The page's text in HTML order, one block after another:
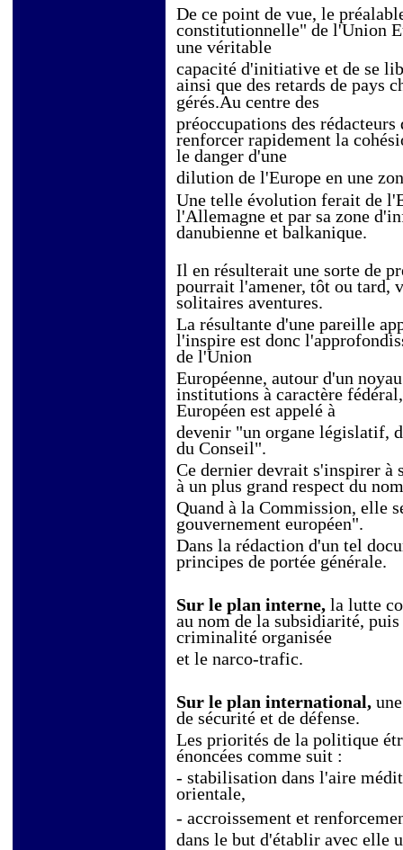
De ce point de vue, le
constitutionnelle" de l'Union
une véritable
capacité d'initiative et de se
ainsi que des retards de pays
gérés.Au centre des
préoccupations des
renforcer rapidement la
le danger d'une
dilution de l'Europe en une
Une telle évolution ferait de
l'Allemagne et par sa zone
danubienne et balkanique.
Il en résulterait une sorte de
pourrait l'amener, tôt ou tard,
solitaires aventures.
La résultante d'une pareille
l'inspire est donc
de l'Union
Européenne, autour d'un
institutions à caractère
Européen est appelé à
devenir "un organe législatif,
du Conseil".
Ce dernier devrait s'inspirer à
à un plus grand respect du
Quand à la Commission, elle
gouvernement européen".
Dans la rédaction d'un tel
principes de portée générale.
Sur le plan interne, la lutte
au nom de la subsidiarité,
criminalité organisée
et le narco-trafic.
Sur le plan international,
de sécurité et de défense.
Les priorités de la politique
énoncées comme suit :
- stabilisation dans l'aire
orientale,
- accroissement et
dans le but d'établir avec elle